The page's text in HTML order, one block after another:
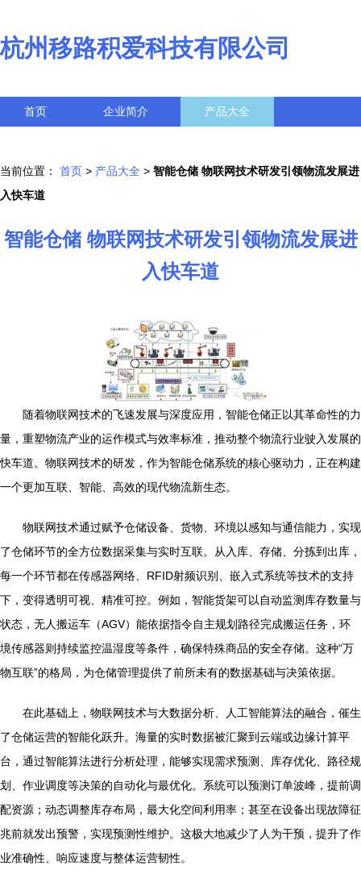
杭州移路积爱科技有限公司
首页 企业简介 产品大全
当前位置： 首页 > 产品大全 > 智能仓储 物联网技术研发引领物流发展进
入快车道
智能仓储 物联网技术研发引领物流发展进
入快车道
随着物联网技术的飞速发展与深度应用，智能仓储正以其革命性的力
量，重塑物流产业的运作模式与效率标准，推动整个物流行业驶入发展的
快车道。物联网技术的研发，作为智能仓储系统的核心驱动力，正在构建
一个更加互联、智能、高效的现代物流新生态。
物联网技术通过赋予仓储设备、货物、环境以感知与通信能力，实现
了仓储环节的全方位数据采集与实时互联。从入库、存储、分拣到出库，
每一个环节都在传感器网络、RFID射频识别、嵌入式系统等技术的支持
下，变得透明可视、精准可控。例如，智能货架可以自动监测库存数量与
状态，无人搬运车（AGV）能依据指令自主规划路径完成搬运任务，环
境传感器则持续监控温湿度等条件，确保特殊商品的安全存储。这种“万
物互联”的格局，为仓储管理提供了前所未有的数据基础与决策依据。
在此基础上，物联网技术与大数据分析、人工智能算法的融合，催生
了仓储运营的智能化跃升。海量的实时数据被汇聚到云端或边缘计算平
台，通过智能算法进行分析处理，能够实现需求预测、库存优化、路径规
划、作业调度等决策的自动化与最优化。系统可以预测订单波峰，提前调
配资源；动态调整库存布局，最大化空间利用率；甚至在设备出现故障征
兆前就发出预警，实现预测性维护。这极大地减少了人为干预，提升了作
业准确性、响应速度与整体运营韧性。